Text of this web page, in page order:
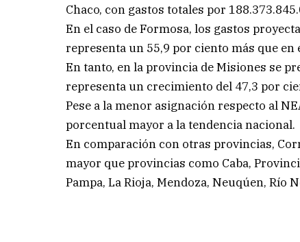
Chaco, con gastos totales por
En el caso de Formosa, los gastos
representa un 55,9 por ciento más que
En tanto, en la provincia de Misiones se
representa un crecimiento del 47,3 por
Pese a la menor asignación respecto al
porcentual mayor a la tendencia nacional.
En comparación con otras provincias,
mayor que provincias como Caba,
Pampa, La Rioja, Mendoza, Neuqúen, Río